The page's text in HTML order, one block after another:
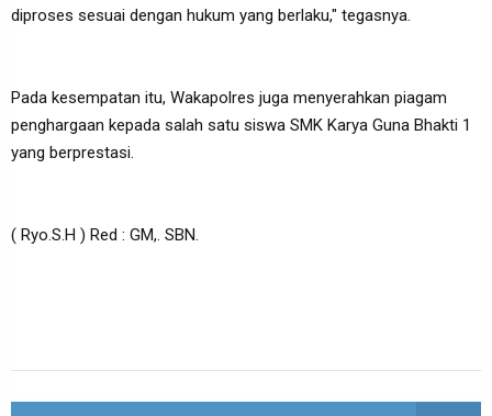
diproses sesuai dengan hukum yang berlaku," tegasnya.
Pada kesempatan itu, Wakapolres juga menyerahkan piagam
penghargaan kepada salah satu siswa SMK Karya Guna Bhakti 1
yang berprestasi.
( Ryo.S.H ) Red : GM,. SBN.